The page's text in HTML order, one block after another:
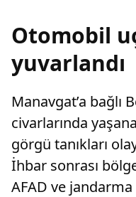
Otomobil
yuvarlandı
Manavgat’a bağlı
civarlarında
görgü tanıkları
İhbar sonrası
AFAD ve